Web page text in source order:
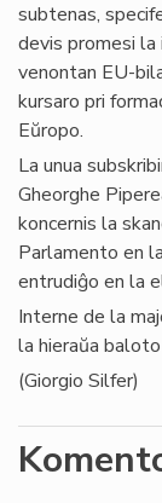
subtenas,
devis promesi la
venontan EU-
kursaro pri
Eŭropo.
La unua
Gheorghe
koncernis la
Parlamento en
entrudiĝo en la
Interne de la
la hieraŭa
(Giorgio Silfer)